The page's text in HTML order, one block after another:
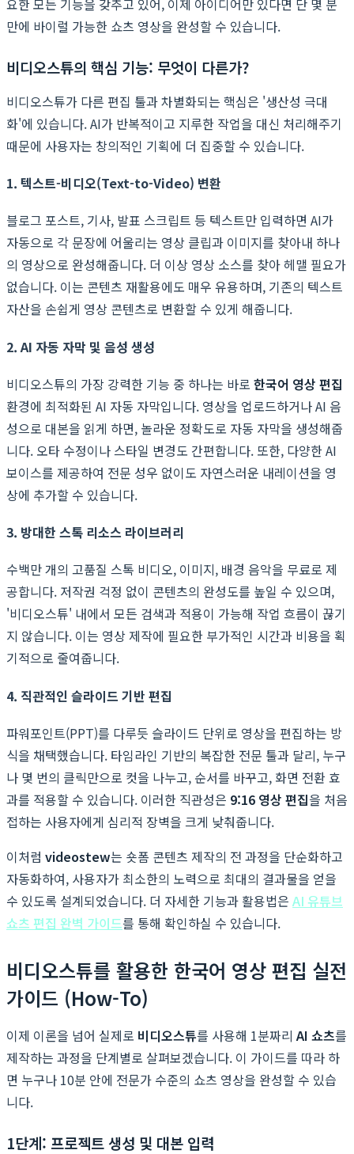
요한 모든 기능을 갖추고 있어, 이제 아이디어만 있다면 단 몇 분
만에 바이럴 가능한 쇼츠 영상을 완성할 수 있습니다.
비디오스튜의 핵심 기능: 무엇이 다른가?
비디오스튜가 다른 편집 툴과 차별화되는 핵심은 '생산성 극대
화'에 있습니다. AI가 반복적이고 지루한 작업을 대신 처리해주기
때문에 사용자는 창의적인 기획에 더 집중할 수 있습니다.
1. 텍스트-비디오(Text-to-Video) 변환
블로그 포스트, 기사, 발표 스크립트 등 텍스트만 입력하면 AI가
자동으로 각 문장에 어울리는 영상 클립과 이미지를 찾아내 하나
의 영상으로 완성해줍니다. 더 이상 영상 소스를 찾아 헤맬 필요가
없습니다. 이는 콘텐츠 재활용에도 매우 유용하며, 기존의 텍스트
자산을 손쉽게 영상 콘텐츠로 변환할 수 있게 해줍니다.
2. AI 자동 자막 및 음성 생성
비디오스튜의 가장 강력한 기능 중 하나는 바로 한국어 영상 편집
환경에 최적화된 AI 자동 자막입니다. 영상을 업로드하거나 AI 음
성으로 대본을 읽게 하면, 놀라운 정확도로 자동 자막을 생성해줍
니다. 오타 수정이나 스타일 변경도 간편합니다. 또한, 다양한 AI
보이스를 제공하여 전문 성우 없이도 자연스러운 내레이션을 영
상에 추가할 수 있습니다.
3. 방대한 스톡 리소스 라이브러리
수백만 개의 고품질 스톡 비디오, 이미지, 배경 음악을 무료로 제
공합니다. 저작권 걱정 없이 콘텐츠의 완성도를 높일 수 있으며,
'비디오스튜' 내에서 모든 검색과 적용이 가능해 작업 흐름이 끊기
지 않습니다. 이는 영상 제작에 필요한 부가적인 시간과 비용을 획
기적으로 줄여줍니다.
4. 직관적인 슬라이드 기반 편집
파워포인트(PPT)를 다루듯 슬라이드 단위로 영상을 편집하는 방
식을 채택했습니다. 타임라인 기반의 복잡한 전문 툴과 달리, 누구
나 몇 번의 클릭만으로 컷을 나누고, 순서를 바꾸고, 화면 전환 효
과를 적용할 수 있습니다. 이러한 직관성은 9:16 영상 편집을 처음
접하는 사용자에게 심리적 장벽을 크게 낮춰줍니다.
이처럼 videostew는 숏폼 콘텐츠 제작의 전 과정을 단순화하고
자동화하여, 사용자가 최소한의 노력으로 최대의 결과물을 얻을
수 있도록 설계되었습니다. 더 자세한 기능과 활용법은 AI 유튜브
쇼츠 편집 완벽 가이드를 통해 확인하실 수 있습니다.
비디오스튜를 활용한 한국어 영상 편집 실전
가이드 (How-To)
이제 이론을 넘어 실제로 비디오스튜를 사용해 1분짜리AI 쇼츠를
제작하는 과정을 단계별로 살펴보겠습니다. 이 가이드를 따라 하
면 누구나 10분 안에 전문가 수준의 쇼츠 영상을 완성할 수 있습
니다.
1단계: 프로젝트 생성 및 대본 입력